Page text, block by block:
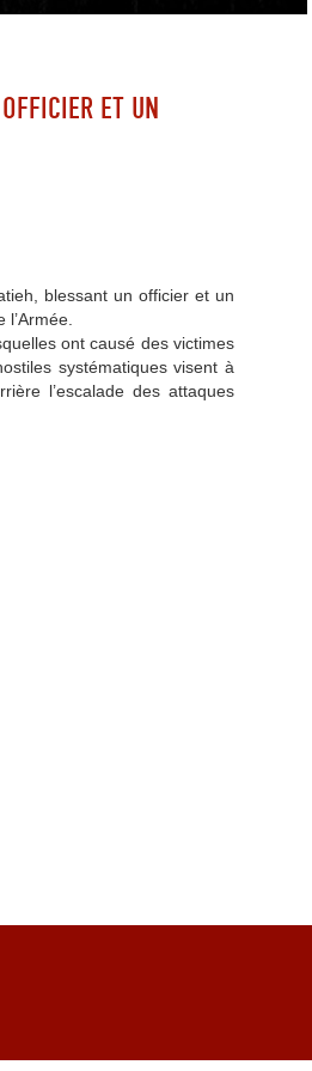
ET UN
blessant un officier et un
ont causé des victimes
systématiques visent à
l’escalade des attaques